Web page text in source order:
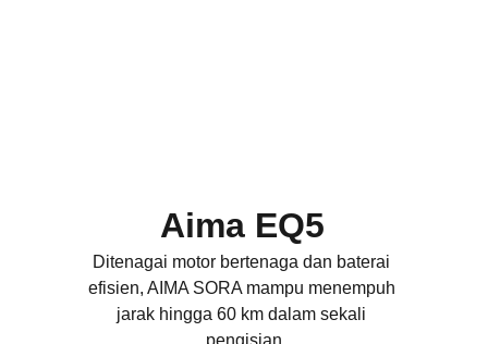
Aima EQ5
Ditenagai motor bertenaga dan baterai
efisien, AIMA SORA mampu menempuh
jarak hingga 60 km dalam sekali
pengisian